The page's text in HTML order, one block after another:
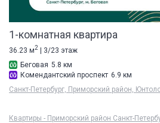
1-комнатная квартира
36.23 м2 | 3/23 этаж
Беговая 5.8 км
Комендантский проспект 6.9 км
Санкт-Петербург, Приморский район,
Квартиры - Приморский район Санкт-